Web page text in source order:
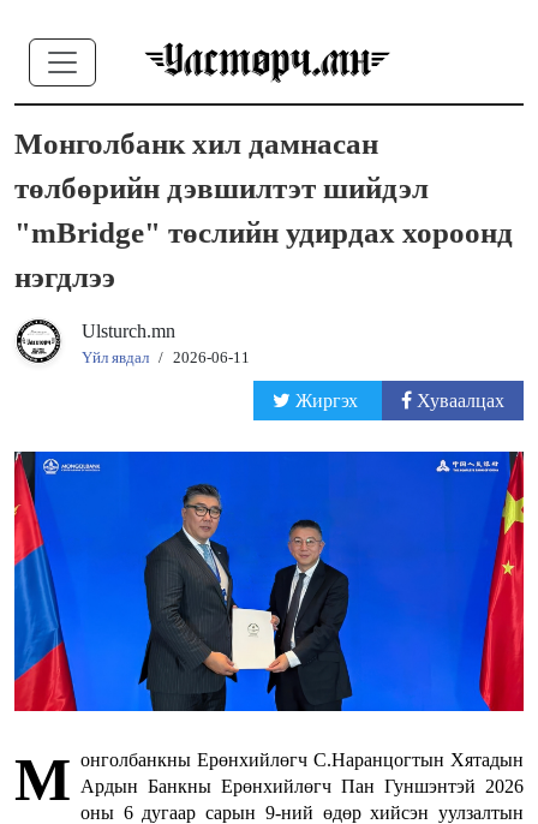
Монголбанк хил дамнасан
төлбөрийн дэвшилтэт шийдэл
"mBridge" төслийн удирдах хороонд
нэгдлээ
Ulsturch.mn
Үйл явдал / 2026-06-11
Жиргэх Хуваалцах
М онголбанкны Ерөнхийлөгч С.Наранцогтын Хятадын
Ардын Банкны Ерөнхийлөгч Пан Гуншэнтэй 2026
оны 6 дугаар сарын 9-ний өдөр хийсэн уулзалтын